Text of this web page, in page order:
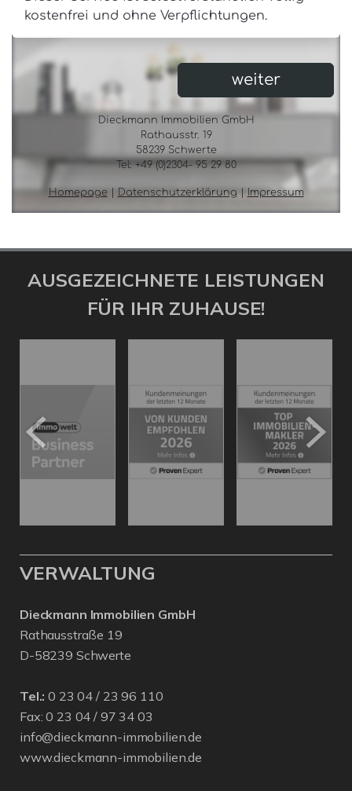
AUSGEZEICHNETE LEISTUNGEN
FÜR IHR ZUHAUSE!
VERWALTUNG
Dieckmann Immobilien GmbH
Rathausstraße 19
D-58239 Schwerte
Tel.: 0 23 04 / 23 96 110
Fax: 0 23 04 / 97 34 03
info@dieckmann-immobilien.de
www.dieckmann-immobilien.de